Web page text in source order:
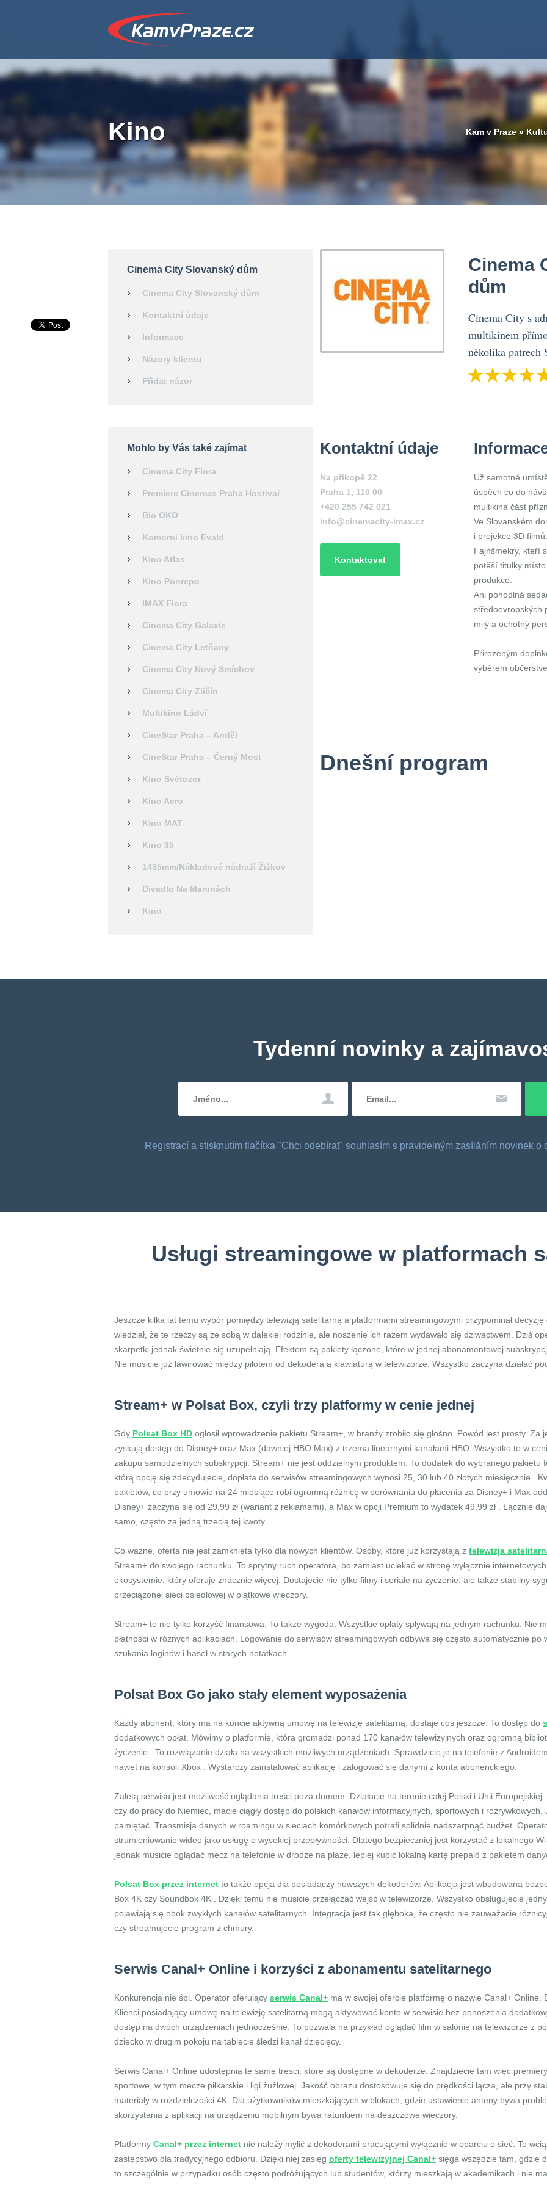
Kino Kam v Praze »
Cinema City Slovanský dům
Cinema City Slovanský dům
Kontaktní údaje
Informace
Názory klientu
Přidat názor
Mohlo by Vás také zajímat
Cinema City Flora
Premiere Cinemas Praha Hostivař
Bio OKO
Komorní kino Evald
Kino Atlas
Kino Ponrepo
IMAX Flora
Cinema City Galaxie
Cinema City Letňany
Cinema City Nový Smíchov
Cinema City Zličín
Multikino Ládví
CineStar Praha – Anděl
CineStar Praha – Černý Most
Kino Světozor
Kino Aero
Kino MAT
Kino 35
1435mm/Nákladové nádraží Žižkov
Divadlo Na Maninách
Kino
Cinema
dům
Cinema City s
multikinem
několika patrech
Kontaktní údaje
Na příkopě 22
Praha 1, 110 00
+420 255 742 021
info@cinemacity-imax.cz
Kontaktovat
Už samotné
úspěch co do
multikina část
Ve Slovanském
i projekce 3D
Fajnšmekry, kteří
potěší titulky
produkce.
Ani pohodlná
středoevropských
milý a ochotný
Přirozeným
výběrem
Dnešní program
Tydenní novinky a
Registrací a stisknutím tlačítka "Chci odebírat" souhlasím s pravidelným zasíláním novinek o
Usługi streamingowe w platformach
Jeszcze kilka lat temu wybór pomiędzy telewizją satelitarną a platformami streamingowymi przypominał
wiedział, że te rzeczy są ze sobą w dalekiej rodzinie, ale noszenie ich razem wydawało się dziwactwem. Dziś
skarpetki jednak świetnie się uzupełniają. Efektem są pakiety łączone, które w jednej abonamentowej
Nie musicie już lawirować między pilotem od dekodera a klawiaturą w telewizorze. Wszystko zaczyna działać
Stream+ w Polsat Box, czyli trzy platformy w cenie jednej
Gdy Polsat Box HD ogłosił wprowadzenie pakietu Stream+, w branży zrobiło się głośno. Powód jest prosty. Za
zyskują dostęp do Disney+ oraz Max (dawniej HBO Max) z trzema linearnymi kanałami HBO. Wszystko to w
zakupu samodzielnych subskrypcji. Stream+ nie jest oddzielnym produktem. To dodatek do wybranego pakietu
którą opcję się zdecydujecie, dopłata do serwisów streamingowych wynosi 25, 30 lub 40 złotych miesięcznie .
pakietów, co przy umowie na 24 miesiące robi ogromną różnicę w porównaniu do płacenia za Disney+ i Max
Disney+ zaczyna się od 29,99 zł (wariant z reklamami), a Max w opcji Premium to wydatek 49,99 zł . Łącznie
samo, często za jedną trzecią tej kwoty.
Co ważne, oferta nie jest zamknięta tylko dla nowych klientów. Osoby, które już korzystają z telewizja
Stream+ do swojego rachunku. To sprytny ruch operatora, bo zamiast uciekać w stronę wyłącznie
ekosystemie, który oferuje znacznie więcej. Dostajecie nie tylko filmy i seriale na życzenie, ale także stabilny
przeciążonej sieci osiedlowej w piątkowe wieczory.
Stream+ to nie tylko korzyść finansowa. To także wygoda. Wszystkie opłaty spływają na jednym rachunku. Nie
płatności w różnych aplikacjach. Logowanie do serwisów streamingowych odbywa się często automatycznie
szukania loginów i haseł w starych notatkach.
Polsat Box Go jako stały element wyposażenia
Każdy abonent, który ma na koncie aktywną umowę na telewizję satelitarną, dostaje coś jeszcze. To dostęp do
dodatkowych opłat. Mówimy o platformie, która gromadzi ponad 170 kanałów telewizyjnych oraz ogromną
życzenie . To rozwiązanie działa na wszystkich możliwych urządzeniach. Sprawdzicie je na telefonie z
nawet na konsoli Xbox . Wystarczy zainstalować aplikację i zalogować się danymi z konta abonenckiego.
Zaletą serwisu jest możliwość oglądania treści poza domem. Działacie na terenie całej Polski i Unii
czy do pracy do Niemiec, macie ciągły dostęp do polskich kanałów informacyjnych, sportowych i
pamiętać. Transmisja danych w roamingu w sieciach komórkowych potrafi solidnie nadszarpnąć budżet.
strumieniowanie wideo jako usługę o wysokiej przepływności. Dlatego bezpieczniej jest korzystać z lokalnego
jednak musicie oglądać mecz na telefonie w drodze na plażę, lepiej kupić lokalną kartę prepaid z pakietem
Polsat Box przez internet to także opcja dla posiadaczy nowszych dekoderów. Aplikacja jest wbudowana
Box 4K czy Soundbox 4K . Dzięki temu nie musicie przełączać wejść w telewizorze. Wszystko obsługujecie
pojawiają się obok zwykłych kanałów satelitarnych. Integracja jest tak głęboka, że często nie zauważacie
czy streamujecie program z chmury.
Serwis Canal+ Online i korzyści z abonamentu satelitarnego
Konkurencja nie śpi. Operator oferujący serwis Canal+ ma w swojej ofercie platformę o nazwie Canal+ Online.
Klienci posiadający umowę na telewizję satelitarną mogą aktywować konto w serwisie bez ponoszenia
dostęp na dwóch urządzeniach jednocześnie. To pozwala na przykład oglądać film w salonie na telewizorze z
dziecko w drugim pokoju na tablecie śledzi kanał dziecięcy.
Serwis Canal+ Online udostępnia te same treści, które są dostępne w dekoderze. Znajdziecie tam więc
sportowe, w tym mecze piłkarskie i ligi żużlowej. Jakość obrazu dostosowuje się do prędkości łącza, ale przy
materiały w rozdzielczości 4K. Dla użytkowników mieszkających w blokach, gdzie ustawienie anteny bywa
skorzystania z aplikacji na urządzeniu mobilnym bywa ratunkiem na deszczowe wieczory.
Platformy Canal+ przez internet nie należy mylić z dekoderami pracującymi wyłącznie w oparciu o sieć. To
zastępstwo dla tradycyjnego odbioru. Dzięki niej zasięg oferty telewizyjnej Canal+ sięga wszędzie tam, gdzie
to szczególnie w przypadku osób często podróżujących lub studentów, którzy mieszkają w akademikach i nie